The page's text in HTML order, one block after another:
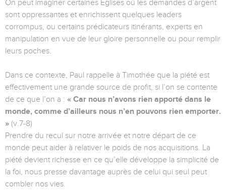
On peut imaginer certaines Églises où les demandes d’argent
sont oppressantes et enrichissent quelques leaders
corrompus, ou certains prédicateurs itinérants, experts en
manipulation en vue de leur gloire personnelle ou pour remplir
leurs poches.
Dans ce contexte, Paul rappelle à Timothée que la piété est
effectivement une grande source de profit, si l’on se contente
de ce que l’on a : « Car nous n’avons rien apporté dans le
monde, comme d’ailleurs nous n’en pouvons rien emporter.
» (v.7-8)
Prendre du recul sur notre arrivée et notre départ de ce
monde peut aider à relativer le poids de nos acquisitions. La
piété devient richesse en ce qu’elle développe la simplicité de
la foi, nous presse davantage auprès de celui qui seul peut
combler nos vies.